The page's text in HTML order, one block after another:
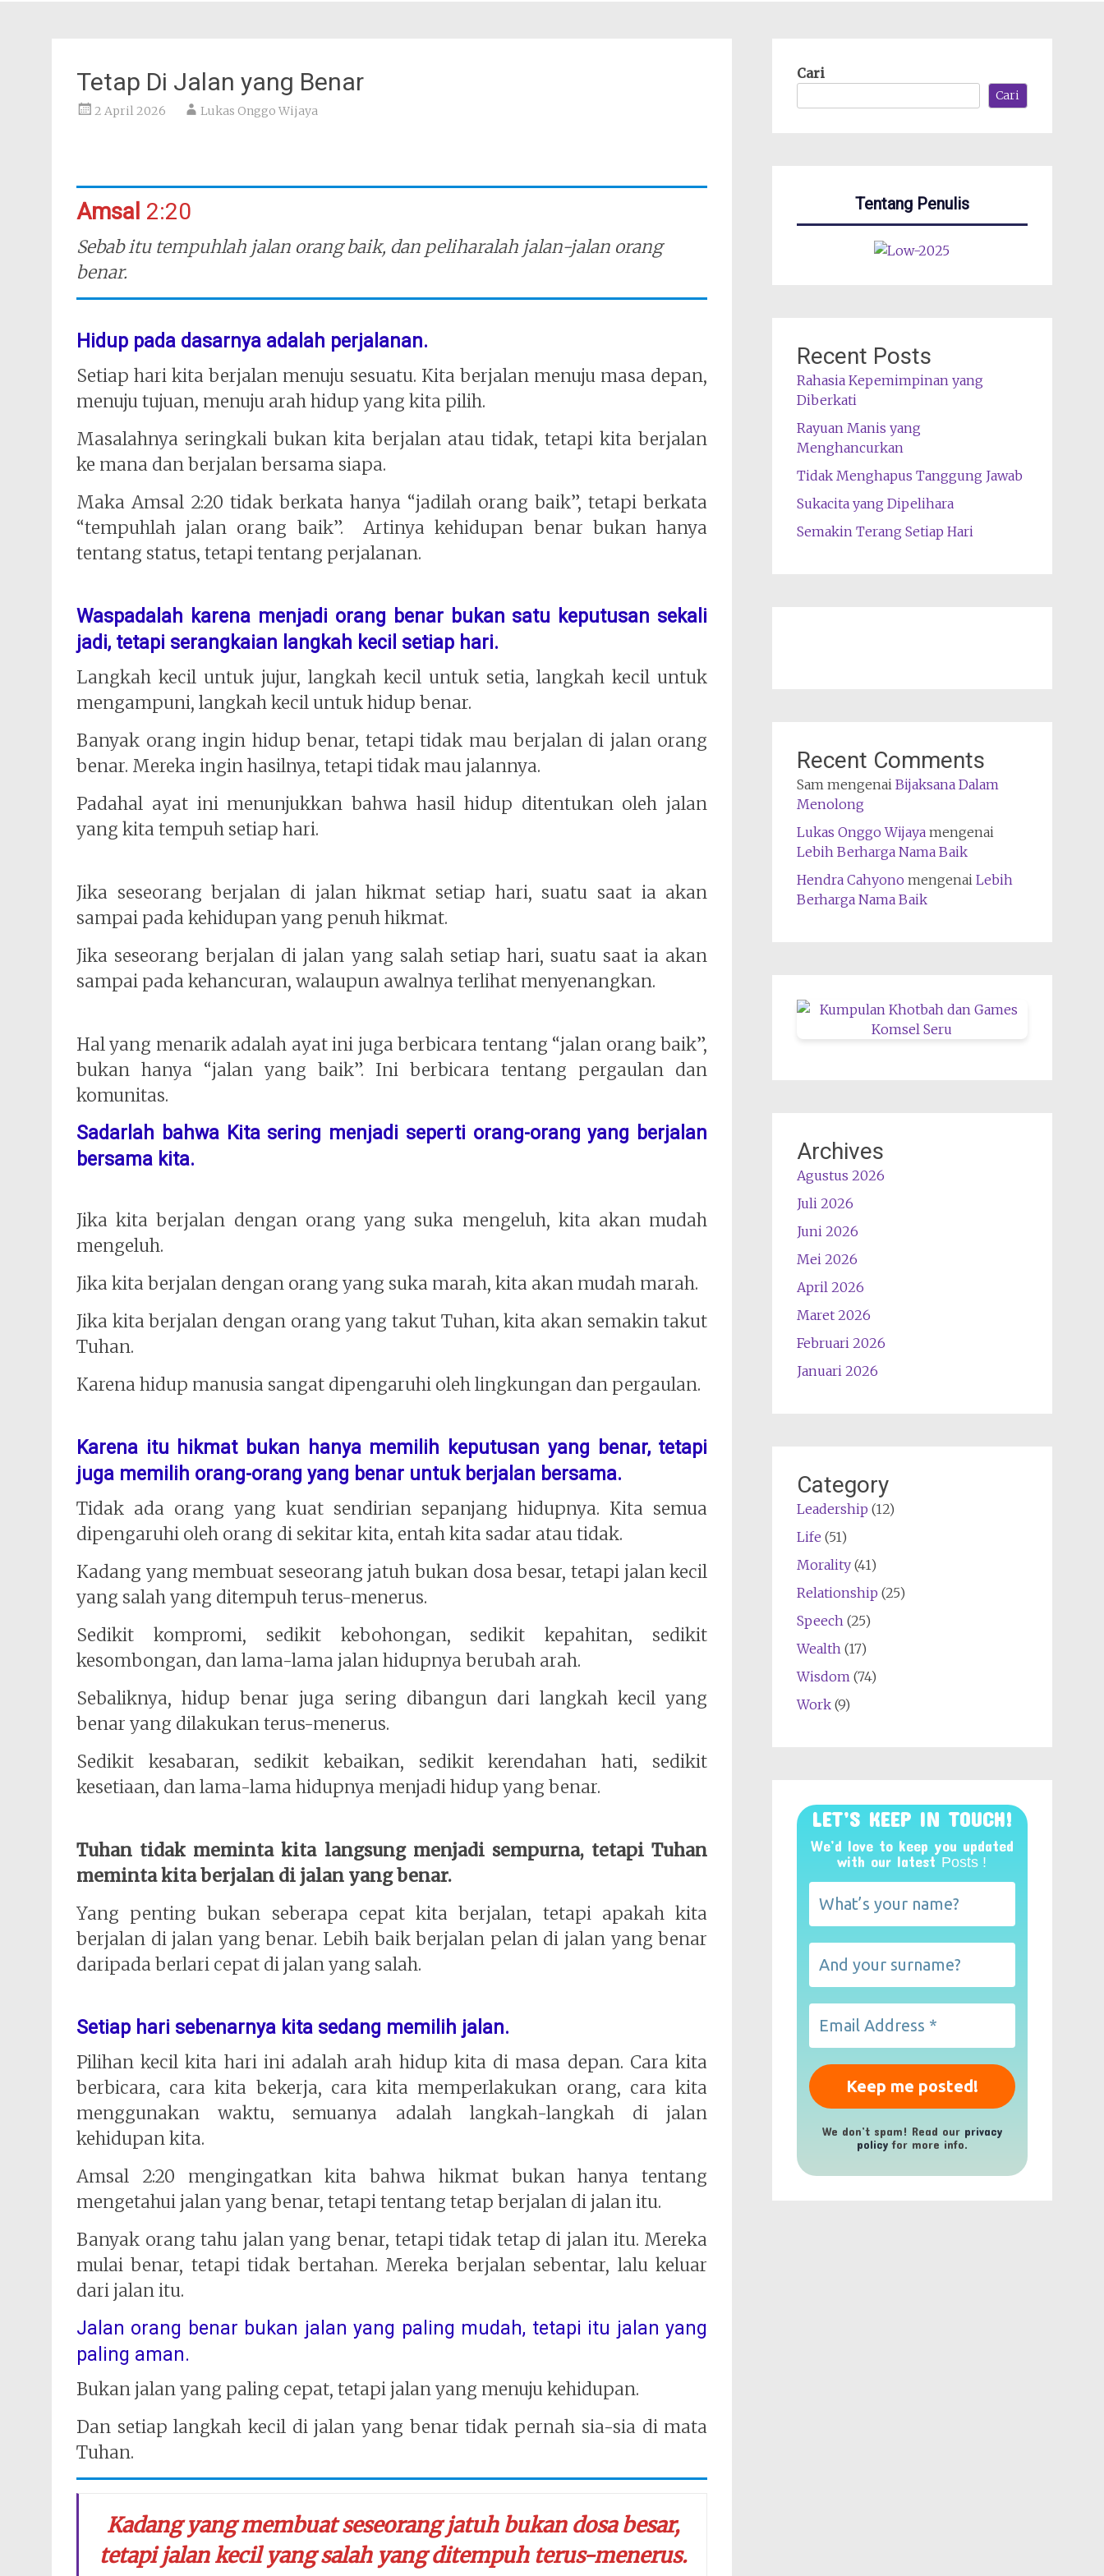
Tetap Di Jalan yang Benar
2 April 2026 Lukas Onggo Wijaya
Amsal 2:20
Sebab itu tempuhlah jalan orang baik, dan peliharalah jalan-jalan orang
benar.
Hidup pada dasarnya adalah perjalanan.
Setiap hari kita berjalan menuju sesuatu. Kita berjalan menuju masa depan,
menuju tujuan, menuju arah hidup yang kita pilih.
Masalahnya seringkali bukan kita berjalan atau tidak, tetapi kita berjalan
ke mana dan berjalan bersama siapa.
Maka Amsal 2:20 tidak berkata hanya “jadilah orang baik”, tetapi berkata
“tempuhlah jalan orang baik”. Artinya kehidupan benar bukan hanya
tentang status, tetapi tentang perjalanan.
Waspadalah karena menjadi orang benar bukan satu keputusan sekali
jadi, tetapi serangkaian langkah kecil setiap hari.
Langkah kecil untuk jujur, langkah kecil untuk setia, langkah kecil untuk
mengampuni, langkah kecil untuk hidup benar.
Banyak orang ingin hidup benar, tetapi tidak mau berjalan di jalan orang
benar. Mereka ingin hasilnya, tetapi tidak mau jalannya.
Padahal ayat ini menunjukkan bahwa hasil hidup ditentukan oleh jalan
yang kita tempuh setiap hari.
Jika seseorang berjalan di jalan hikmat setiap hari, suatu saat ia akan
sampai pada kehidupan yang penuh hikmat.
Jika seseorang berjalan di jalan yang salah setiap hari, suatu saat ia akan
sampai pada kehancuran, walaupun awalnya terlihat menyenangkan.
Hal yang menarik adalah ayat ini juga berbicara tentang “jalan orang baik”,
bukan hanya “jalan yang baik”. Ini berbicara tentang pergaulan dan
komunitas.
Sadarlah bahwa Kita sering menjadi seperti orang-orang yang berjalan
bersama kita.
Jika kita berjalan dengan orang yang suka mengeluh, kita akan mudah
mengeluh.
Jika kita berjalan dengan orang yang suka marah, kita akan mudah marah.
Jika kita berjalan dengan orang yang takut Tuhan, kita akan semakin takut
Tuhan.
Karena hidup manusia sangat dipengaruhi oleh lingkungan dan pergaulan.
Karena itu hikmat bukan hanya memilih keputusan yang benar, tetapi
juga memilih orang-orang yang benar untuk berjalan bersama.
Tidak ada orang yang kuat sendirian sepanjang hidupnya. Kita semua
dipengaruhi oleh orang di sekitar kita, entah kita sadar atau tidak.
Kadang yang membuat seseorang jatuh bukan dosa besar, tetapi jalan kecil
yang salah yang ditempuh terus-menerus.
Sedikit kompromi, sedikit kebohongan, sedikit kepahitan, sedikit
kesombongan, dan lama-lama jalan hidupnya berubah arah.
Sebaliknya, hidup benar juga sering dibangun dari langkah kecil yang
benar yang dilakukan terus-menerus.
Sedikit kesabaran, sedikit kebaikan, sedikit kerendahan hati, sedikit
kesetiaan, dan lama-lama hidupnya menjadi hidup yang benar.
Tuhan tidak meminta kita langsung menjadi sempurna, tetapi Tuhan
meminta kita berjalan di jalan yang benar.
Yang penting bukan seberapa cepat kita berjalan, tetapi apakah kita
berjalan di jalan yang benar. Lebih baik berjalan pelan di jalan yang benar
daripada berlari cepat di jalan yang salah.
Setiap hari sebenarnya kita sedang memilih jalan.
Pilihan kecil kita hari ini adalah arah hidup kita di masa depan. Cara kita
berbicara, cara kita bekerja, cara kita memperlakukan orang, cara kita
menggunakan waktu, semuanya adalah langkah-langkah di jalan
kehidupan kita.
Amsal 2:20 mengingatkan kita bahwa hikmat bukan hanya tentang
mengetahui jalan yang benar, tetapi tentang tetap berjalan di jalan itu.
Banyak orang tahu jalan yang benar, tetapi tidak tetap di jalan itu. Mereka
mulai benar, tetapi tidak bertahan. Mereka berjalan sebentar, lalu keluar
dari jalan itu.
Jalan orang benar bukan jalan yang paling mudah, tetapi itu jalan yang
paling aman.
Bukan jalan yang paling cepat, tetapi jalan yang menuju kehidupan.
Dan setiap langkah kecil di jalan yang benar tidak pernah sia-sia di mata
Tuhan.
Kadang yang membuat seseorang jatuh bukan dosa besar,
tetapi jalan kecil yang salah yang ditempuh terus-menerus.
Cari
Cari
Tentang Penulis
Recent Posts
Rahasia Kepemimpinan yang
Diberkati
Rayuan Manis yang
Menghancurkan
Tidak Menghapus Tanggung Jawab
Sukacita yang Dipelihara
Semakin Terang Setiap Hari
Recent Comments
Sammengenai Bijaksana Dalam
Menolong
Lukas Onggo Wijayamengenai
Lebih Berharga Nama Baik
Hendra Cahyono mengenai Lebih
Berharga Nama Baik
Archives
Agustus 2026
Juli 2026
Juni 2026
Mei 2026
April 2026
Maret 2026
Februari 2026
Januari 2026
Category
Leadership (12)
Life (51)
Morality(41)
Relationship (25)
Speech(25)
Wealth(17)
Wisdom(74)
Work(9)
LET’S KEEP IN TOUCH!
We’d love to keep you updated
with our latest Posts !
We don’t spam! Read our privacy
policyfor more info.